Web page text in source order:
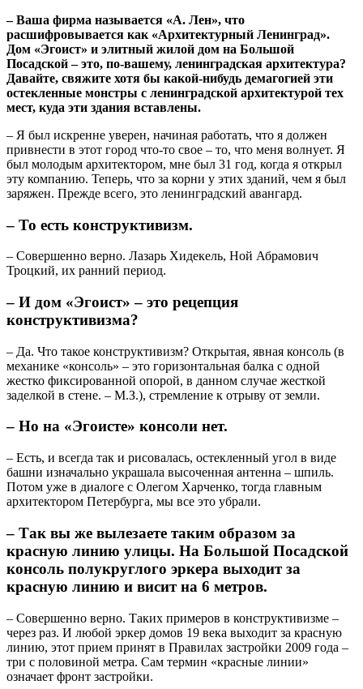
– Ваша фирма называется «А. Лен», что
расшифровывается как «Архитектурный Ленинград».
Дом «Эгоист» и элитный жилой дом на Большой
Посадской – это, по-вашему, ленинградская архитектура?
Давайте, свяжите хотя бы какой-нибудь демагогией эти
остекленные монстры с ленинградской архитектурой тех
мест, куда эти здания вставлены.
– Я был искренне уверен, начиная работать, что я должен
привнести в этот город что-то свое – то, что меня волнует. Я
был молодым архитектором, мне был 31 год, когда я открыл
эту компанию. Теперь, что за корни у этих зданий, чем я был
заряжен. Прежде всего, это ленинградский авангард.
– То есть конструктивизм.
– Совершенно верно. Лазарь Хидекель, Ной Абрамович
Троцкий, их ранний период.
– И дом «Эгоист» – это рецепция
конструктивизма?
– Да. Что такое конструктивизм? Открытая, явная консоль (в
механике «консоль» – это горизонтальная балка с одной
жестко фиксированной опорой, в данном случае жесткой
заделкой в стене. – М.З.), стремление к отрыву от земли.
– Но на «Эгоисте» консоли нет.
– Есть, и всегда так и рисовалась, остекленный угол в виде
башни изначально украшала высоченная антенна – шпиль.
Потом уже в диалоге с Олегом Харченко, тогда главным
архитектором Петербурга, мы все это убрали.
– Так вы же вылезаете таким образом за
красную линию улицы. На Большой Посадской
консоль полукруглого эркера выходит за
красную линию и висит на 6 метров.
– Совершенно верно. Таких примеров в конструктивизме –
через раз. И любой эркер домов 19 века выходит за красную
линию, этот прием принят в Правилах застройки 2009 года –
три с половиной метра. Сам термин «красные линии»
означает фронт застройки.